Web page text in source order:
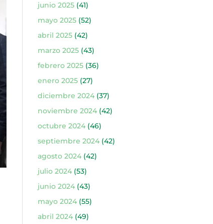
junio 2025(41)
mayo 2025(52)
abril 2025(42)
marzo 2025(43)
febrero 2025(36)
enero 2025(27)
diciembre 2024(37)
noviembre 2024(42)
octubre 2024(46)
septiembre 2024(42)
agosto 2024(42)
julio 2024(53)
junio 2024(43)
mayo 2024(55)
abril 2024(49)